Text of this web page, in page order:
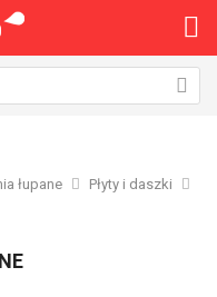
łupane
Płyty i daszki